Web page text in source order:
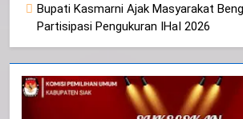
Bupati Kasmarni Ajak Masyarakat
Partisipasi Pengukuran IHaI 2026